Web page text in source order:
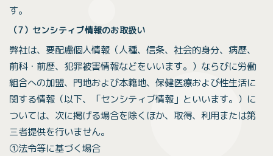
す。
（7）センシティブ情報のお取扱い
弊社は、要配慮個人情報（人種、信条、社会的身分、病歴、
前科・前歴、犯罪被害情報などをいいます。）ならびに労働
組合への加盟、門地および本籍地、保健医療および性生活に
関する情報（以下、「センシティブ情報」といいます。）に
ついては、次に掲げる場合を除くほか、取得、利用または第
三者提供を行いません。
①法令等に基づく場合